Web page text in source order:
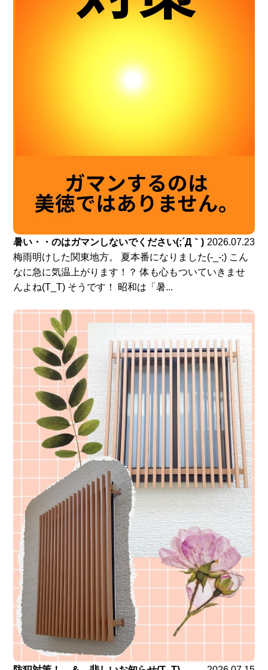
暑い・・のはガマンしないでください(;´Д｀) 2026.07.23
梅雨明けした関東地方。 夏本番になりました(-_-;) こん
なに急に気温上がります！？ 体も心もついていきませ
んよね(T_T) そうです！ 昭和は「暑...